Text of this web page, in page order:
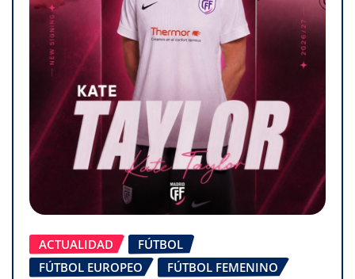
ACTUALIDAD
FÚTBOL
FÚTBOL EUROPEO
FÚTBOL FEMENINO